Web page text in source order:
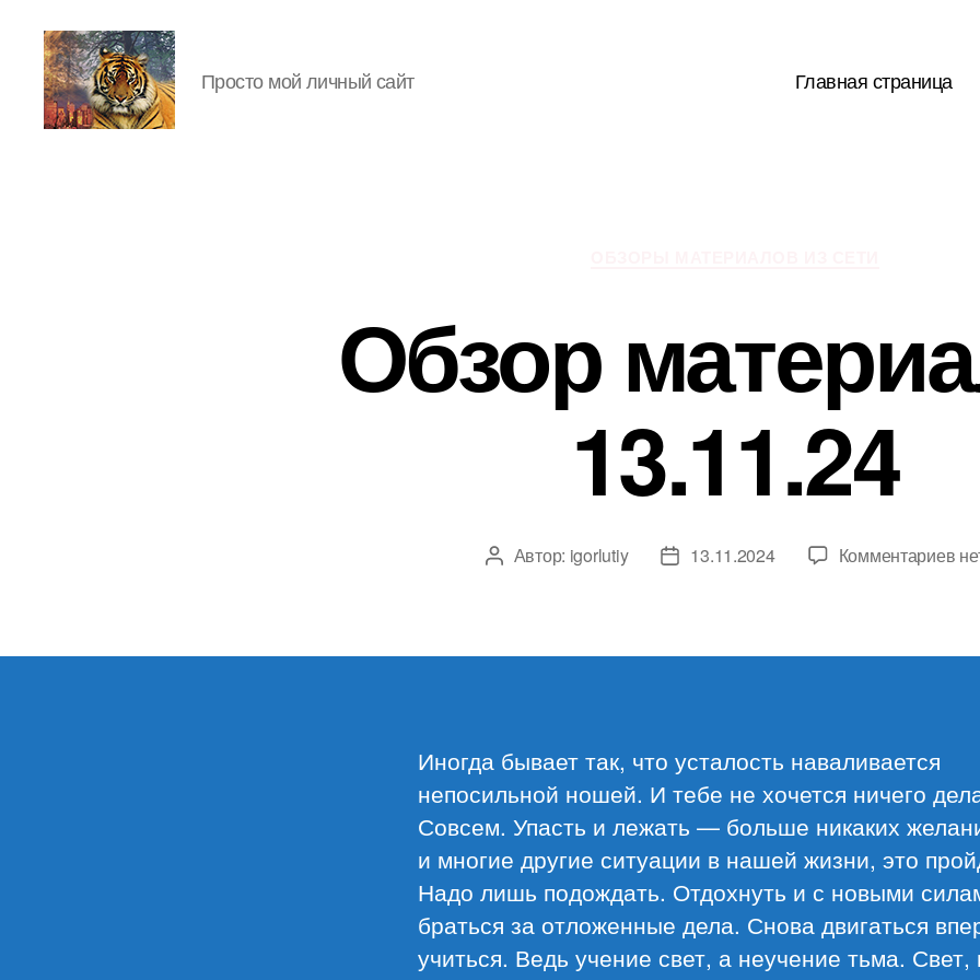
Просто мой личный сайт Главная страница
Обзор
13.11.24
Автор
Автор: igorlutiy
Дата13.11.2024 Комментариевк
Иногда бывает так, что усталость наваливается
непосильной ношей. И тебе не хочется ничего
Совсем. Упасть и лежать — больше никаких
и многие другие ситуации в нашей жизни, это
Надо лишь подождать. Отдохнуть и с новыми
браться за отложенные дела. Снова двигаться
учиться. Ведь учение свет, а неучение тьма.